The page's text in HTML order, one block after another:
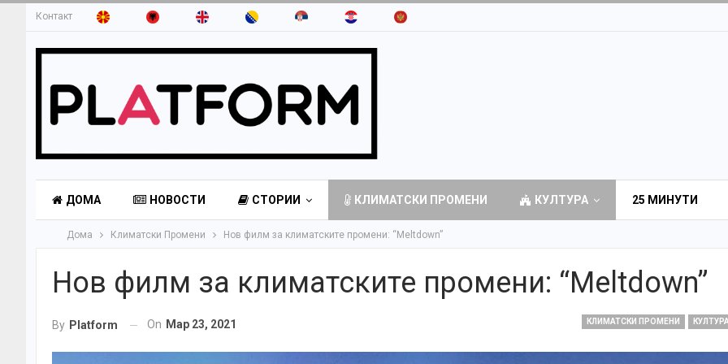
Контакт
ДОМА НОВОСТИ СТОРИИ КЛИМАТСКИ ПРОМЕНИ КУЛТУРА 25 МИНУТИ
Дома Климатски Промени Нов филм за климатските промени: “Meltdown”
Нов филм за климатските промени: “Meltdown”
КЛИМАТСКИ ПРОМЕНИ
By Platform On Мар 23, 2021